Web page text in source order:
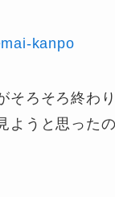
kanpo
そろそろ終わ
うと思ったの